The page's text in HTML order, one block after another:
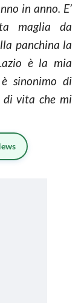
in anno. E’
maglia da
panchina la
è la mia
sinonimo di
di vita che mi